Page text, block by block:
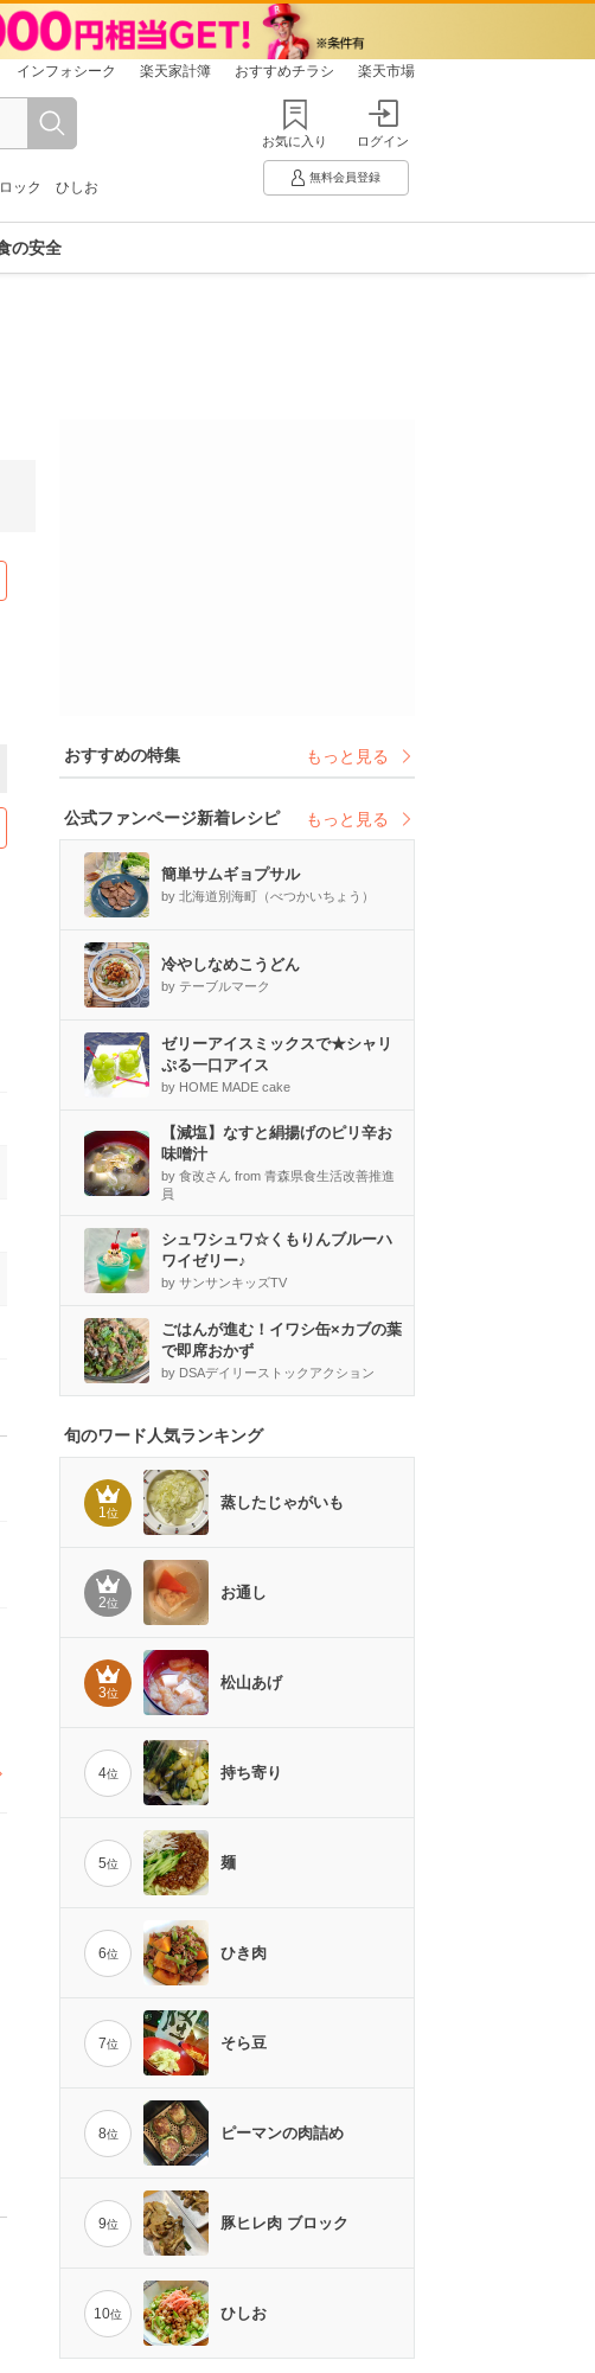
インフォシーク 楽天家計簿 おすすめチラシ 楽天市場
ック ひしお
お気に入り ログイン
無料会員登録
の安全
おすすめの特集 もっと見る
公式ファンページ新着レシピ もっと見る
簡単サムギョプサル
by 北海道別海町（べつかいちょう）
冷やしなめこうどん
by テーブルマーク
ゼリーアイスミックスで★シャリ
ぷる一口アイス
by HOME MADE cake
【減塩】なすと絹揚げのピリ辛お
味噌汁
by 食改さん from 青森県食生活改善推進
員
シュワシュワ☆くもりんブルーハ
ワイゼリー♪
by サンサンキッズTV
ごはんが進む！イワシ缶×カブの葉
で即席おかず
by DSAデイリーストックアクション
旬のワード人気ランキング
1位
蒸したじゃがいも
2位
お通し
3位
松山あげ
4位 持ち寄り
5位 麺
6位 ひき肉
7位 そら豆
8位 ピーマンの肉詰め
9位 豚ヒレ肉 ブロック
10位 ひしお